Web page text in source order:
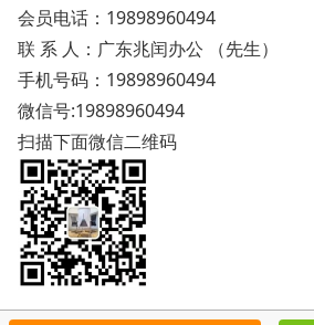
会员电话： 19898960494
联 系 人：广东兆闰办公 （先生）
手机号码： 19898960494
微信号:19898960494
扫描下面微信二维码